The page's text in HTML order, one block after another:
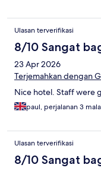
Ulasan terverifikasi
8/10 Sangat
23 Apr 2026
Terjemahkan dengan
Nice hotel. Staff were
paul, perjalanan 3
Ulasan terverifikasi
8/10 Sangat